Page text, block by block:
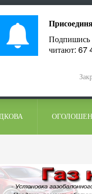
Подпишись
читают: 67